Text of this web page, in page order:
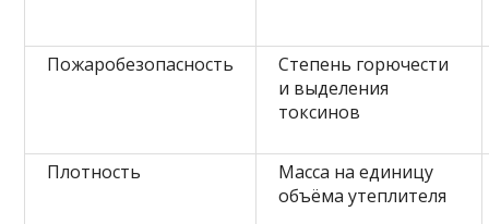
Пожаробезопасность
Степень горючести
и выделения
токсинов
Плотность
Масса на единицу
объёма утеплителя